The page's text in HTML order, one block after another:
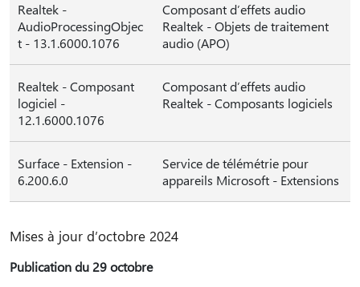
Realtek -
AudioProcessingObjec
t - 13.1.6000.1076
Composant d’effets audio
Realtek - Objets de traitement
audio (APO)
Realtek - Composant
logiciel -
12.1.6000.1076
Composant d’effets audio
Realtek - Composants logiciels
Surface - Extension -
6.200.6.0
Service de télémétrie pour
appareils Microsoft - Extensions
Mises à jour dʼoctobre 2024
Publication du 29 octobre